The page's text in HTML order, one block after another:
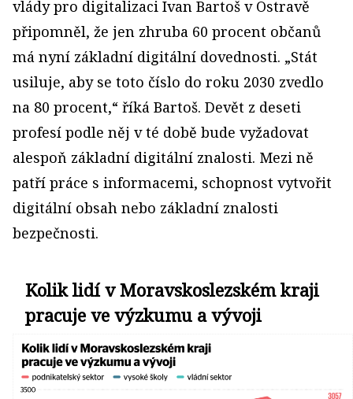
vlády pro digitalizaci Ivan Bartoš v Ostravě
připomněl, že jen zhruba 60 procent občanů
má nyní základní digitální dovednosti. „Stát
usiluje, aby se toto číslo do roku 2030 zvedlo
na 80 procent,“ říká Bartoš. Devět z deseti
profesí podle něj v té době bude vyžadovat
alespoň základní digitální znalosti. Mezi ně
patří práce s informacemi, schopnost vytvořit
digitální obsah nebo základní znalosti
bezpečnosti.
Kolik lidí v Moravskoslezském kraji
pracuje ve výzkumu a vývoji